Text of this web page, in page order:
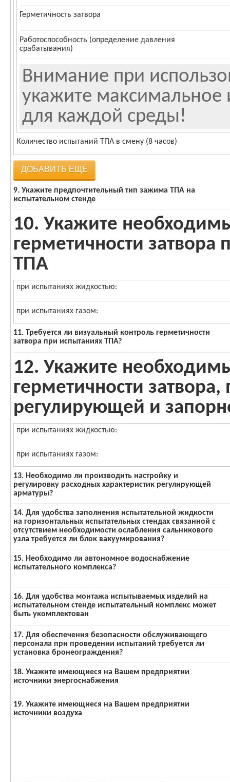
Герметичность затвора
Работоспособность (определение давления
срабатывания)
Внимание при
укажите максимальное
для каждой среды!
Количество испытаний ТПА в смену (8 часов)
ДОБАВИТЬ ЕЩЁ
9. Укажите предпочтительный тип зажима ТПА на
испытательном стенде
10. Укажите
герметичности
ТПА
при испытаниях жидкостью:
при испытаниях газом:
11. Требуется ли визуальный контроль герметичности
затвора при испытаниях ТПА?
12. Укажите
герметичности
регулирующей и
при испытаниях жидкостью:
при испытаниях газом:
13. Необходимо ли производить настройку и
регулировку расходных характеристик регулирующей
арматуры?
14. Для удобства заполнения испытательной жидкости
на горизонтальных испытательных стендах связанной с
отсутствием необходимости ослабления сальникового
узла требуется ли блок вакуумирования?
15. Необходимо ли автономное водоснабжение
испытательного комплекса?
16. Для удобства монтажа испытываемых изделий на
испытательном стенде испытательный комплекс может
быть укомплектован
17. Для обеспечения безопасности обслуживающего
персонала при проведении испытаний требуется ли
установка бронеограждения?
18. Укажите имеющиеся на Вашем предприятии
источники энергоснабжения
19. Укажите имеющиеся на Вашем предприятии
источники воздуха